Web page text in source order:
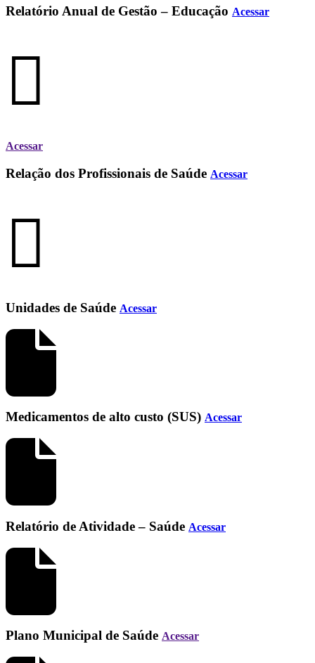
Relatório Anual de Gestão – Educação Acessar
Acessar
Relação dos Profissionais de Saúde Acessar
Unidades de Saúde Acessar
Medicamentos de alto custo (SUS) Acessar
Relatório de Atividade – Saúde Acessar
Plano Municipal de Saúde Acessar